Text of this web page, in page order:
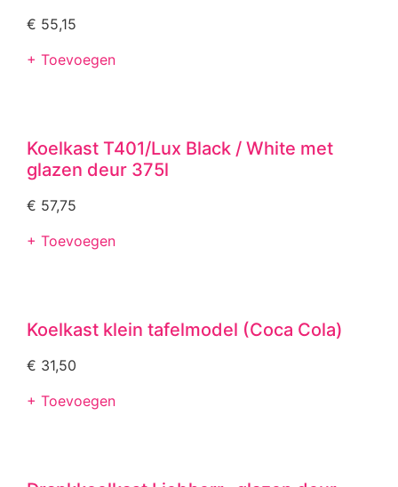
€ 55,15
+ Toevoegen
Koelkast T401/Lux Black / White met
glazen deur 375l
€ 57,75
+ Toevoegen
Koelkast klein tafelmodel (Coca Cola)
€ 31,50
+ Toevoegen